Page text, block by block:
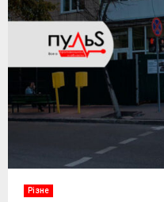
Різне